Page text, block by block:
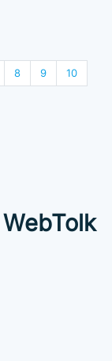
8 9 10